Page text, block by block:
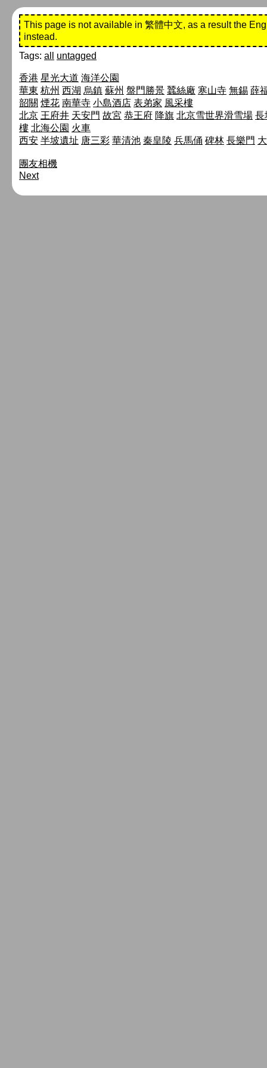
This page is not available in 繁體中文, as a result the
instead.
Tags: all untagged
香港 星光大道 海洋公園
華東 杭州 西湖 烏鎮 蘇州 盤門勝景 蠶絲廠 寒山寺 無錫 薛
韶關 煙花 南華寺 小島酒店 表弟家 風采樓
北京 王府井 天安門 故宮 恭王府 降旗 北京雪世界滑雪場 長
樓 北海公園 火車
西安 半坡遺址 唐三彩 華清池 秦皇陵 兵馬俑 碑林 長樂門
團友相機
Next